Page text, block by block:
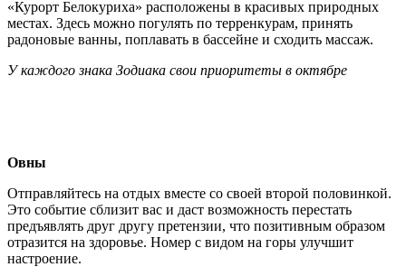
«Курорт Белокуриха» расположены в красивых природных
местах. Здесь можно погулять по терренкурам, принять
радоновые ванны, поплавать в бассейне и сходить массаж.
У каждого знака Зодиака свои приоритеты в октябре
Овны
Отправляйтесь на отдых вместе со своей второй половинкой.
Это событие сблизит вас и даст возможность перестать
предъявлять друг другу претензии, что позитивным образом
отразится на здоровье. Номер с видом на горы улучшит
настроение.